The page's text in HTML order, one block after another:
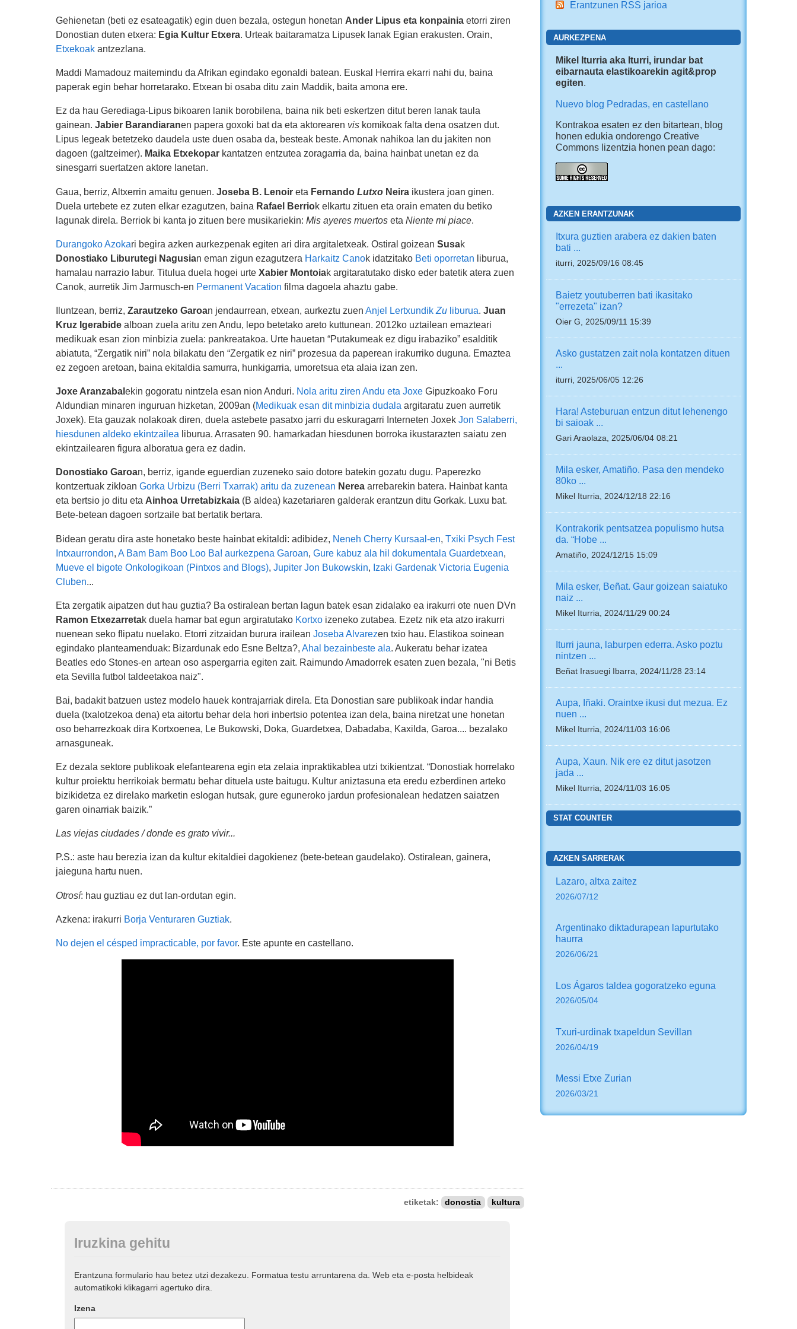
Gehienetan (beti ez esateagatik) egin duen bezala, ostegun honetan Ander Lipus eta konpainiaetorri ziren
Donostian duten etxera: Egia Kultur Etxera. Urteak baitaramatza Lipusek lanak Egian erakusten. Orain,
Etxekoakantzezlana.
Maddi Mamadouz maitemindu da Afrikan egindako egonaldi batean. Euskal Herrira ekarri nahi du, baina
paperak egin behar horretarako. Etxean bi osaba ditu zain Maddik, baita amona ere.
Ez da hau Gerediaga-Lipus bikoaren lanik borobilena, baina nik beti eskertzen ditut beren lanak taula
gainean. Jabier Barandiaranen papera goxoki bat da eta aktorearen viskomikoak falta dena osatzen dut.
Lipus legeak betetzeko daudela uste duen osaba da, besteak beste. Amonak nahikoa lan du jakiten non
dagoen (galtzeimer). Maika Etxekoparkantatzen entzutea zoragarria da, baina hainbat unetan ez da
sinesgarri suertatzen aktore lanetan.
Gaua, berriz, Altxerrin amaitu genuen. Joseba B. Lenoireta Fernando LutxoNeira ikustera joan ginen.
Duela urtebete ez zuten elkar ezagutzen, baina Rafael Berriok elkartu zituen eta orain ematen du betiko
lagunak direla. Berriok bi kanta jo zituen bere musikariekin: Mis ayeres muertoseta Niente mi piace.
Durangoko Azokari begira azken aurkezpenak egiten ari dira argitaletxeak. Ostiral goizean Susak
Donostiako Liburutegi Nagusian eman zigun ezagutzera Harkaitz Canok idatzitako Beti oporretan liburua,
hamalau narrazio labur. Titulua duela hogei urte Xabier Montoiak argitaratutako disko eder batetik atera zuen
Canok, aurretik Jim Jarmusch-en Permanent Vacation filma dagoela ahaztu gabe.
Iluntzean, berriz, Zarautzeko Garoan jendaurrean, etxean, aurkeztu zuen Anjel Lertxundik Zuliburua. Juan
Kruz Igerabidealboan zuela aritu zen Andu, lepo betetako areto kuttunean. 2012ko uztailean emazteari
medikuak esan zion minbizia zuela: pankreatakoa. Urte hauetan “Putakumeak ez digu irabaziko” esalditik
abiatuta, “Zergatik niri” nola bilakatu den “Zergatik ez niri” prozesua da paperean irakurriko duguna. Emaztea
ez zegoen aretoan, baina ekitaldia samurra, hunkigarria, umoretsua eta alaia izan zen.
Joxe Aranzabalekin gogoratu nintzela esan nion Anduri. Nola aritu ziren Andu eta JoxeGipuzkoako Foru
Aldundian minaren inguruan hizketan, 2009an (Medikuak esan dit minbizia dudala argitaratu zuen aurretik
Joxek). Eta gauzak nolakoak diren, duela astebete pasatxo jarri du eskuragarri Interneten Joxek Jon Salaberri,
hiesdunen aldeko ekintzailea liburua. Arrasaten 90. hamarkadan hiesdunen borroka ikustarazten saiatu zen
ekintzailearen figura alboratua gera ez dadin.
Donostiako Garoan, berriz, igande eguerdian zuzeneko saio dotore batekin gozatu dugu. Paperezko
kontzertuak zikloan Gorka Urbizu (Berri Txarrak) aritu da zuzenean Nereaarrebarekin batera. Hainbat kanta
eta bertsio jo ditu eta Ainhoa Urretabizkaia(B aldea) kazetariaren galderak erantzun ditu Gorkak. Luxu bat.
Bete-betean dagoen sortzaile bat bertatik bertara.
Bidean geratu dira aste honetako beste hainbat ekitaldi: adibidez, Neneh Cherry Kursaal-en Txiki Psych Fest
Intxaurrondon A Bam Bam Boo Loo Ba! aurkezpena Garoan Gure kabuz ala hil dokumentala Guardetxean
Mueve el bigote Onkologikoan (Pintxos and Blogs), Jupiter Jon Bukowskin Izaki Gardenak Victoria Eugenia
Cluben
Eta zergatik aipatzen dut hau guztia? Ba ostiralean bertan lagun batek esan zidalako ea irakurri ote nuen DVn
Ramon Etxezarretak duela hamar bat egun argiratutako Kortxoizeneko zutabea. Ezetz nik eta atzo irakurri
nuenean seko flipatu nuelako. Etorri zitzaidan burura irailean Joseba Alvarezen txio hau. Elastikoa soinean
egindako planteamenduak: Bizardunak edo Esne Beltza?, Ahal bezainbeste ala. Aukeratu behar izatea
Beatles edo Stones-en artean oso aspergarria egiten zait. Raimundo Amadorrek esaten zuen bezala, "ni Betis
eta Sevilla futbol taldeetakoa naiz".
Bai, badakit batzuen ustez modelo hauek kontrajarriak direla. Eta Donostian sare publikoak indar handia
duela (txalotzekoa dena) eta aitortu behar dela hori inbertsio potentea izan dela, baina niretzat une honetan
oso beharrezkoak dira Kortxoenea, Le Bukowski, Doka, Guardetxea, Dabadaba, Kaxilda, Garoa.... bezalako
arnasguneak.
Ez dezala sektore publikoak elefantearena egin eta zelaia inpraktikablea utzi txikientzat. “Donostiak horrelako
kultur proiektu herrikoiak bermatu behar dituela uste baitugu. Kultur aniztasuna eta eredu ezberdinen arteko
bizikidetza ez direlako marketin eslogan hutsak, gure eguneroko jardun profesionalean hedatzen saiatzen
garen oinarriak baizik.”
Las viejas ciudades / donde es grato vivir...
P.S.: aste hau berezia izan da kultur ekitaldiei dagokienez (bete-betean gaudelako). Ostiralean, gainera,
jaieguna hartu nuen.
Otrosí: hau guztiau ez dut lan-ordutan egin.
Azkena: irakurri Borja Venturaren Guztiak.
No dejen el césped impracticable, por favor. Este apunte en castellano.
etiketak: donostia kultura
Iruzkina gehitu
Erantzuna formulario hau betez utzi dezakezu. Formatua testu arruntarena da. Web eta e-posta helbideak
automatikoki klikagarri agertuko dira.
Izena
Erantzunen RSS jarioa
AURKEZPENA
Mikel Iturria aka Iturri, irundar bat
eibarnauta elastikoarekin agit&prop
egiten.
Nuevo blog Pedradas, en castellano
Kontrakoa esaten ez den bitartean, blog
honen edukia ondorengo Creative
Commons lizentzia honen pean dago:
AZKEN ERANTZUNAK
Itxura guztien arabera ez dakien baten
bati ...
iturri, 2025/09/16 08:45
Baietz youtuberren bati ikasitako
"errezeta" izan?
Oier G, 2025/09/11 15:39
Asko gustatzen zait nola kontatzen dituen
...
iturri, 2025/06/05 12:26
Hara! Asteburuan entzun ditut lehenengo
bi saioak ...
Gari Araolaza, 2025/06/04 08:21
Mila esker, Amatiño. Pasa den mendeko
80ko ...
Mikel Iturria, 2024/12/18 22:16
Kontrakorik pentsatzea populismo hutsa
da. “Hobe ...
Amatiño, 2024/12/15 15:09
Mila esker, Beñat. Gaur goizean saiatuko
naiz ...
Mikel Iturria, 2024/11/29 00:24
Iturri jauna, laburpen ederra. Asko poztu
nintzen ...
Beñat Irasuegi Ibarra, 2024/11/28 23:14
Aupa, Iñaki. Oraintxe ikusi dut mezua. Ez
nuen ...
Mikel Iturria, 2024/11/03 16:06
Aupa, Xaun. Nik ere ez ditut jasotzen
jada ...
Mikel Iturria, 2024/11/03 16:05
STAT COUNTER
AZKEN SARRERAK
Lazaro, altxa zaitez
2026/07/12
Argentinako diktadurapean lapurtutako
haurra
2026/06/21
Los Ágaros taldea gogoratzeko eguna
2026/05/04
Txuri-urdinak txapeldun Sevillan
2026/04/19
Messi Etxe Zurian
2026/03/21